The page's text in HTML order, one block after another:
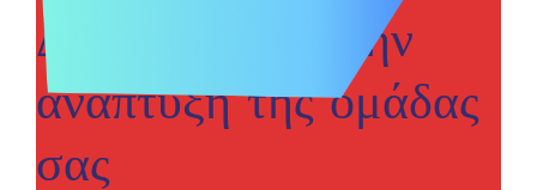
Διαχειριστείτε την
ανάπτυξη της ομάδας
σας